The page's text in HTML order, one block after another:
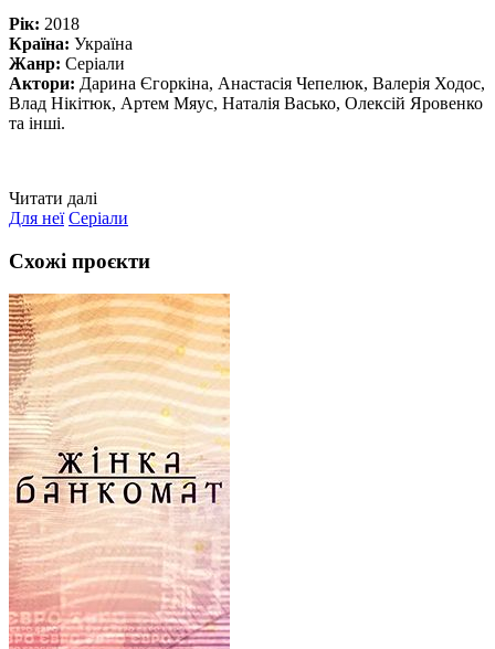
Рік: 2018
Країна: Україна
Жанр: Серіали
Актори: Дарина Єгоркіна, Анастасія Чепелюк, Валерія Ходос,
Влад Нікітюк, Артем Мяус, Наталія Васько, Олексій Яровенко
та інші.
Читати далі
Для неї Серіали
Схожі проєкти